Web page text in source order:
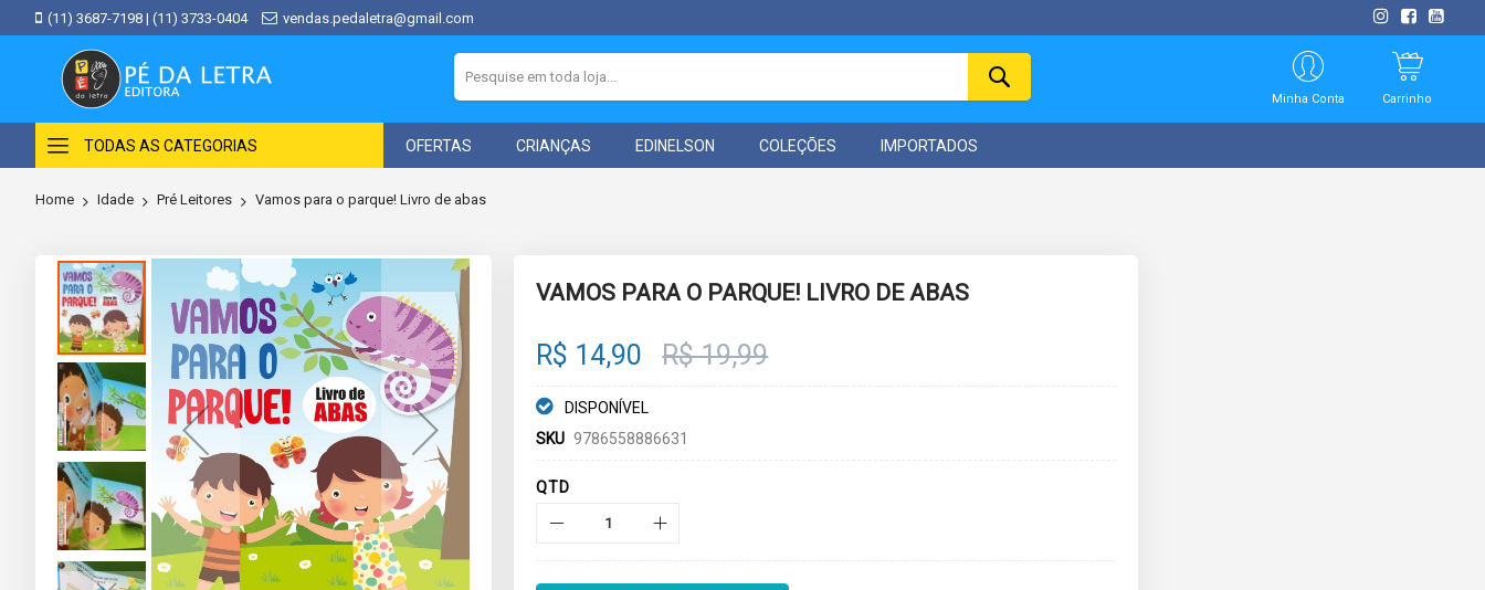
(11) 3687-7198 | (11) 3733-0404 vendas.pedaletra@gmail.com
Minha Conta Carrinho
TODAS AS CATEGORIAS OFERTAS CRIANÇAS EDINELSON COLEÇÕES IMPORTADOS
Home Idade Pré Leitores Vamos para o parque! Livro de abas
Skip
to
the
end
of
the
images
gallery
VAMOS PARA O PARQUE! LIVRO DE ABAS
R$ 14,90 R$ 19,99
DISPONÍVEL
SKU 9786558886631
QTD